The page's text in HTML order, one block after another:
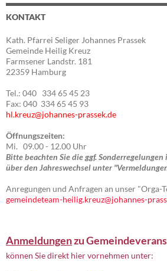
KONTAKT
Kath. Pfarrei Seliger Johannes Prassek
Gemeinde Heilig Kreuz
Farmsener Landstr. 181
22359 Hamburg
Tel.: 040 334 65 45 23
Fax: 040 334 65 45 93
hl.kreuz@johannes-prassek.de
Öffnungszeiten:
Mi. 09.00 - 12.00 Uhr
Bitte beachten Sie die ggf. Sonderregelungen
über den Jahreswechsel unter
Anregungen und Anfragen an unser "Orga-
gemeindeteam-heilig.kreuz@johannes-
Anmeldungenzu
können Sie direkt hier vornehmen unter: